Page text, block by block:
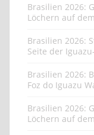
Brasilien 2026:
Löchern auf
Brasilien 2026:
Seite der
Brasilien 2026:
Foz do Iguazu
Brasilien 2026:
Löchern auf